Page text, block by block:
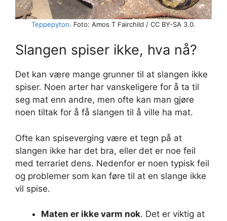
Teppepyton. Foto: Amos T Fairchild / CC BY-SA 3.0.
Slangen spiser ikke, hva nå?
Det kan være mange grunner til at slangen ikke
spiser. Noen arter har vanskeligere for å ta til
seg mat enn andre, men ofte kan man gjøre
noen tiltak for å få slangen til å ville ha mat.
Ofte kan spiseverging være et tegn på at
slangen ikke har det bra, eller det er noe feil
med terrariet dens. Nedenfor er noen typisk feil
og problemer som kan føre til at en slange ikke
vil spise.
Maten er ikke varm nok. Det er viktig at